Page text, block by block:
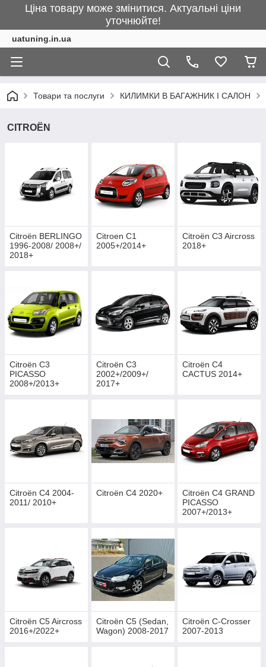
Ціна товару може змінитися. Актуальні ціни
уточнюйте!
uatuning.in.ua
Товари та послуги КИЛИМКИ В БАГАЖНИК І САЛОН
CITROËN
Citroën BERLINGO
1996-2008/ 2008+/
2018+
Citroen C1
2005+/2014+
Citroën C3 Aircross
2018+
Citroën C3
PICASSO
2008+/2013+
Citroën C3
2002+/2009+/
2017+
Citroën C4
CACTUS 2014+
Citroën C4 2004-
2011/ 2010+
Citroën C4 2020+
Citroën C4 GRAND
PICASSO
2007+/2013+
Citroën C5 Aircross
2016+/2022+
Citroën C5 (Sedan,
Wagon) 2008-2017
Citroën C-Crosser
2007-2013